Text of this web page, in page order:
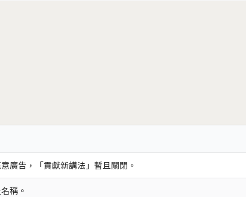
廣告，「貢獻新講法」暫且關閉。
稱。